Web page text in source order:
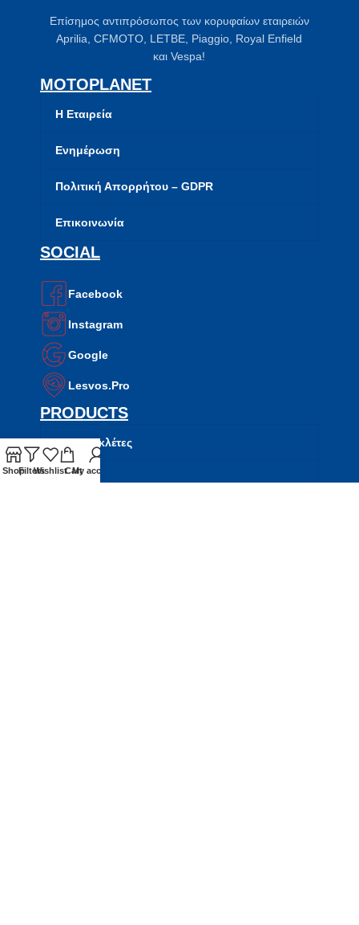
Επίσημος αντιπρόσωπος των κορυφαίων εταιρειών
Aprilia, CFMOTO, LETBE, Piaggio, Royal Enfield
και Vespa!
MOTOPLANET
Η Εταιρεία
Ενημέρωση
Πολιτική Απορρήτου – GDPR
Επικοινωνία
SOCIAL
Facebook
Instagram
Google
Lesvos.Pro
PRODUCTS
Μοτοσυκλέτες
Σκούτερ
ShopFiltersWishlistCartMy account